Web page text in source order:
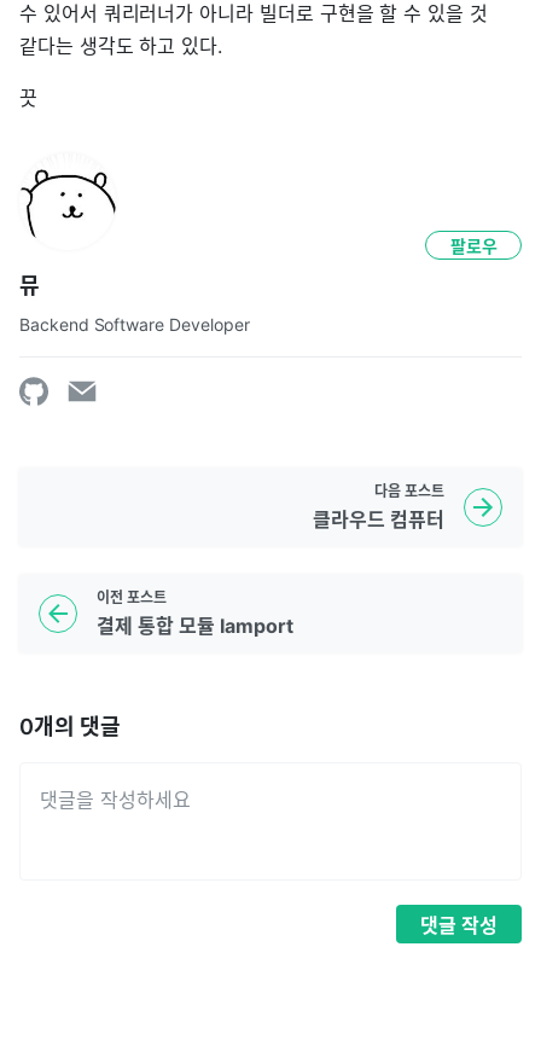
수 있어서 쿼리러너가 아니라 빌더로 구현을 할 수 있을 것
같다는 생각도 하고 있다.
끗
뮤
Backend Software Developer
팔로우
이전 포스트
결제 통합 모듈 Iamport
다음 포스트
클라우드 컴퓨터
0개의 댓글
댓글 작성